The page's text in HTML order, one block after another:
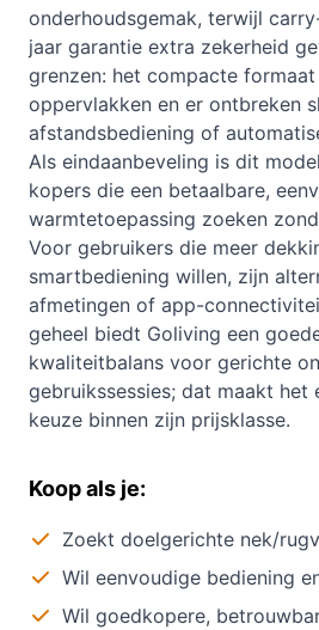
onderhoudsgemak, terwijl
jaar garantie extra zekerheid
grenzen: het compacte
oppervlakken en er ontbreken
afstandsbediening of
Als eindaanbeveling is dit
kopers die een betaalbare,
warmtetoepassing zoeken
Voor gebruikers die meer
smartbediening willen, zijn
afmetingen of app-
geheel biedt Goliving een
kwaliteitbalans voor gerichte
gebruikssessies; dat maakt het
keuze binnen zijn prijsklasse.
Koop als je:
Zoekt doelgerichte nek/
Wil eenvoudige bediening
Wil goedkopere,